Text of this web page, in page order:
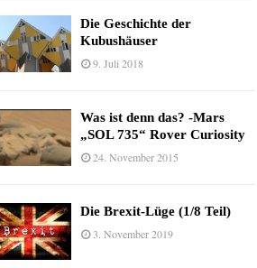
Die Geschichte der
Kubushäuser
9. Juli 2018
Was ist denn das? -Mars
„SOL 735“ Rover Curiosity
24. November 2015
Die Brexit-Lüge (1/8 Teil)
3. November 2019